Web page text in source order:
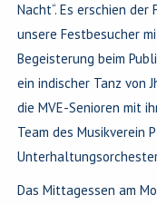
Nacht“. Es erschien
unsere Festbesucher
Begeisterung beim
ein indischer Tanz von
die MVE-Senioren mit
Team des Musikverein
Das Mittagessen am